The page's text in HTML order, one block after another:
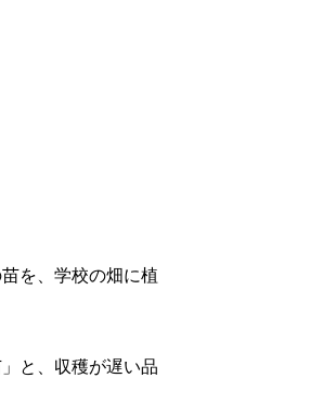
を、学校の畑に植
と、収穫が遅い品